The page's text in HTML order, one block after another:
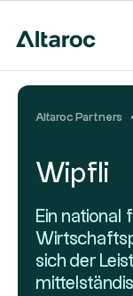
Altaroc Partners
Wipfli
Ein national
sich der